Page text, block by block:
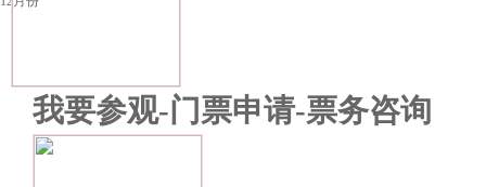
我要参观-门票申请-票务咨询